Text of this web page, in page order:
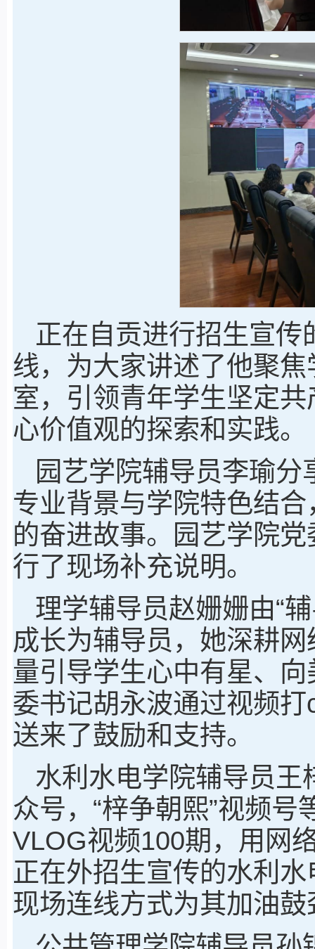
正在自贡进行招生宣
线，为大家讲述了他聚
室，引领青年学生坚定
心价值观的探索和实践。
园艺学院辅导员李瑜
专业背景与学院特色结
的奋进故事。园艺学院
行了现场补充说明。
理学辅导员赵姗姗由“
成长为辅导员，她深耕
量引导学生心中有星、
委书记胡永波通过视频
送来了鼓励和支持。
水利水电学院辅导员王
众号，“梓争朝熙”视频
VLOG视频100期，用网
正在外招生宣传的水利
现场连线方式为其加油鼓